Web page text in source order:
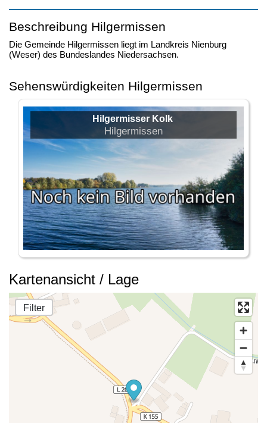
Beschreibung Hilgermissen
Die Gemeinde Hilgermissen liegt im Landkreis Nienburg
(Weser) des Bundeslandes Niedersachsen.
Sehenswürdigkeiten Hilgermissen
Hilgermisser Kolk
Hilgermissen
Kartenansicht / Lage
Filter